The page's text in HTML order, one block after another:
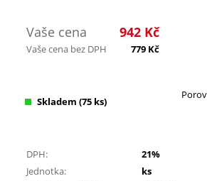
Vaše cena 942 Kč
Vaše cena bez DPH 779 Kč
Skladem (75 ks)
DPH:
21%
Jednotka:
ks